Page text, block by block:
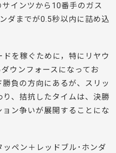
インツから10番手のガス
ダまでが0.5秒以内に詰め込
を稼ぐために，特にリヤウ
ウンフォースになってお
負の方向にあるが、スリッ
、拮抗したタイムは、決勝
ン争いが展開することにな
ペン＋レッドブル･ホンダ